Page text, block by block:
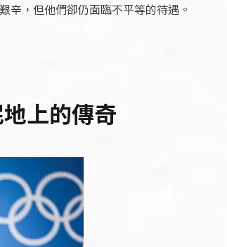
辛，但他們卻仍面臨不平等的待遇。
上的傳奇